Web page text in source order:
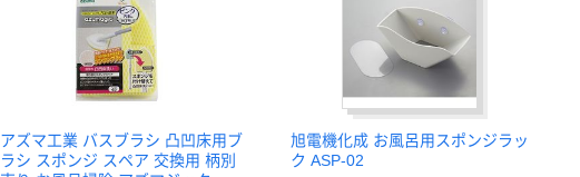
アズマ工業 バスブラシ 凸凹床用ブ
ラシ スポンジ スペア 交換用 柄別
旭電機化成 お風呂用スポンジラッ
ク ASP-02